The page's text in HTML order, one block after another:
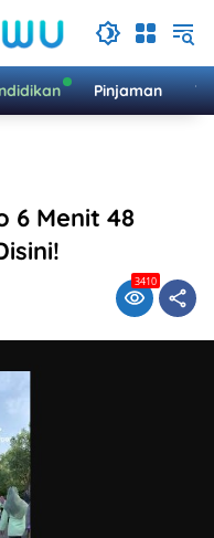
Pinjaman
6 Menit 48
3410